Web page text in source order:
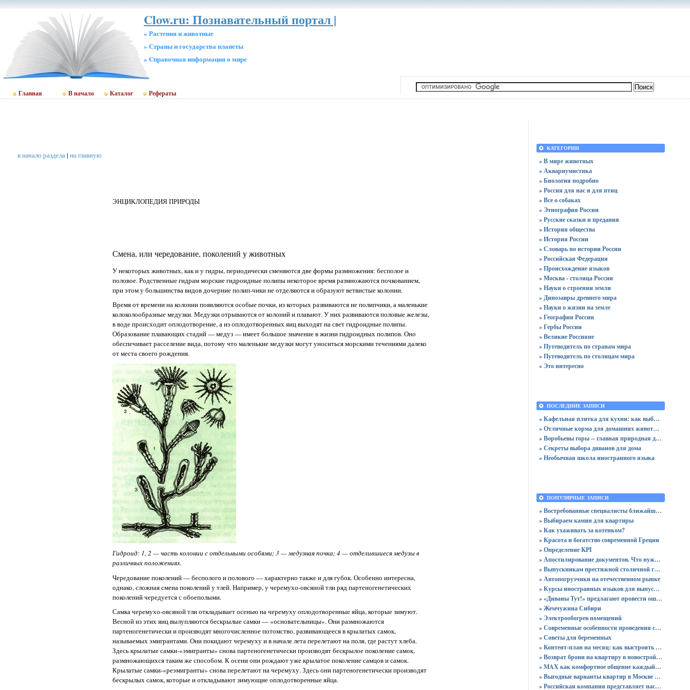
Clow.ru: Познавательный портал |
» Растения и животные
» Страны и государства планеты
» Cправочная информация о мире
Главная В начало Каталог Рефераты
в начало раздела| на главную
ЭНЦИКЛОПЕДИЯ ПРИРОДЫ
Смена, или чередование, поколений у животных
У некоторых животных, как и у гидры, периодически сменяются две формы размножения: бесполое и
половое. Родственные гидрам морские гидроидные полипы некоторое время размножаются почкованием,
при этом у большинства видов дочерние полип-чики не отделяются и образуют ветвистые колонии.
Время от времени на колонии появляются особые почки, из которых развиваются не полипчики, а маленькие
колоколообразные медузки. Медузки отрываются от колоний и плавают. У них развиваются половые железы,
в воде происходит оплодотворение, а из оплодотворенных яиц выходят на свет гидроидные полипы.
Образование плавающих стадий — медуз — имеет большое значение в жизни гидроидных полипов. Оно
обеспечивает расселение вида, потому что маленькие медузки могут уноситься морскими течениями далеко
от места своего рождения.
Гидроид: 1, 2 — часть колонии с отдельными особями; 3 — медузная почка; 4 — отделившиеся медузы в
различных положениях.
Чередование поколений — бесполого и полового — характерно также и для губок. Особенно интересна,
однако, сложная смена поколений у тлей. Например, у черемухо-овсяной тли ряд партеногенетических
поколений чередуется с обоеполыми.
Самка черемухо-овсяной тли откладывает осенью на черемуху оплодотворенные яйца, которые зимуют.
Весной из этих яиц вылупляются бескрылые самки — «основательницы». Они размножаются
партеногенетически и производят многочисленное потомство, развивающееся в крылатых самок,
называемых эмигрантами. Они покидают черемуху и в начале лета перелетают на поля, где растут хлеба.
Здесь крылатые самки-«эмигранты» снова партеногенетически производят бескрылое поколение самок,
размножающихся таким же способом. К осени они рождают уже крылатое поколение самцов и самок.
Крылатые самки-«реэмигранты» снова перелетают на черемуху. Здесь они партеногенетически производят
бескрылых самок, которые и откладывают зимующие оплодотворенные яйца.
КАТЕГОРИИ
» В мире животных
» Аквариумистика
» Биология подробно
» Россия для нас и для птиц
» Все о собаках
» Этнография России
» Русские сказки и предания
» История общества
» История России
» Словарь по истории России
» Российская Федерация
» Происхождение языков
» Москва - столица России
» Науки о строении земли
» Динозавры древнего мира
» Науки о жизни на земле
» География России
» Гербы России
» Великие Россияне
» Путеводитель по странам мира
» Путеводитель по столицам мира
» Это интересно
ПОСЛЕДНИЕ ЗАПИСИ
» Кафельная плитка для кухни: как выбрать практичную отделку
» Отличные корма для домашних животных
» Воробьевы горы -- главная природная достопримечательность Москвы
» Секреты выбора диванов для дома
» Необычная школа иностранного языка
ПОПУЛЯРНЫЕ ЗАПИСИ
» Востребованные специалисты ближайшего будущего
» Выбираем камин для квартиры
» Как ухаживать за котенком?
» Красота и богатство современной Греции
» Определение KPI
» Апостилирование документов. Что нужно учитывать?
» Выпускникам престижной столичной гимназии вручены 64 аттестата
» Автопогрузчики на отечественном рынке
» Курсы иностранных языков для выпускников
» «Диваны Тут!» предлагают провести ошеломительную ночь!
» Жемчужина Сибири
» Электрообогрев помещений
» Современные особенности проведения сертификации
» Советы для беременных
» Контент-план на месяц: как выстроить стратегию публикаций без хаоса
» Возврат брони на квартиру в новостройке - пошаговая инструкция и советы юриста
» MAX как комфортное общение каждый день: звонки без ограничений и файлы до 4 ГБ
» Выгодные варианты квартир в Москве с доступными ценами для покупки без переплат
» Российская компания представляет настольный ПК